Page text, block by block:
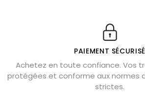
Véritable citrine naturelle non chauffée
Où placer la citrine dans la maison
Cornaline : propriétés magiques
Capricorne : quelles pierres choisir
PAIEMENT SÉCURISÉ
Achetez en toute confiance. Vos
protégées et conforme aux normes
strictes.